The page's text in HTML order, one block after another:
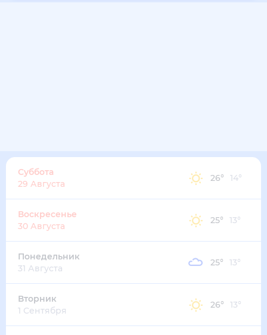
Суббота
29 Августа
26° 14°
Воскресенье
30 Августа
25° 13°
Понедельник
31 Августа
25° 13°
Вторник
1 Сентября
26° 13°